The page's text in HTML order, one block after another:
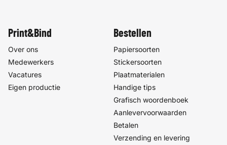
Print&Bind
Over ons
Medewerkers
Vacatures
Eigen productie
Bestellen
Papiersoorten
Stickersoorten
Plaatmaterialen
Handige tips
Grafisch woordenboek
Aanlevervoorwaarden
Betalen
Verzending en levering